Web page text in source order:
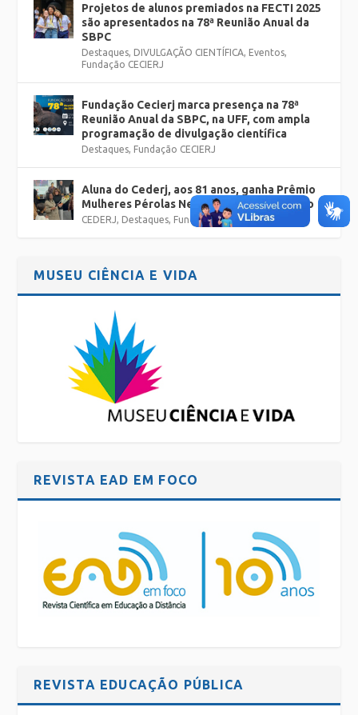
Projetos de alunos premiados na FECTI 2025
são apresentados na 78ª Reunião Anual da
SBPC
Destaques, DIVULGAÇÃO CIENTÍFICA, Eventos,
Fundação CECIERJ
Fundação Cecierj marca presença na 78ª
Reunião Anual da SBPC, na UFF, com ampla
programação de divulgação científica
Destaques, Fundação CECIERJ
Aluna do Cederj, aos 81 anos, ganha Prêmio
Mulheres Pérolas Negras de Nova Friburgo
CEDERJ, Destaques, Fundação CECIERJ
MUSEU CIÊNCIA E VIDA
REVISTA EAD EM FOCO
REVISTA EDUCAÇÃO PÚBLICA